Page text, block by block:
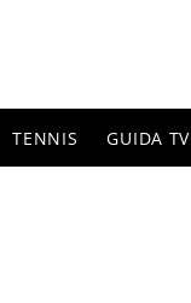
TENNIS GUIDA TV